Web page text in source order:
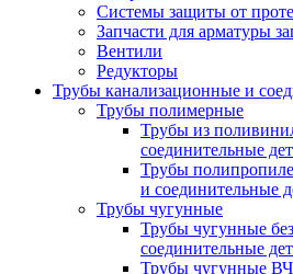
Системы защиты от
Запчасти для арматуры
Вентили
Редукторы
Трубы канализационные и
Трубы полимерные
Трубы из
соединительные
Трубы
и соединительные
Трубы чугунные
Трубы чугунные
соединительные
Трубы чугунные